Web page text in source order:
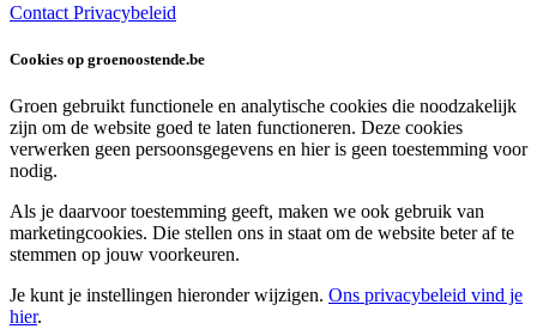
Contact Privacybeleid
Cookies op groenoostende.be
Groen gebruikt functionele en analytische cookies die noodzakelijk
zijn om de website goed te laten functioneren. Deze cookies
verwerken geen persoonsgegevens en hier is geen toestemming voor
nodig.
Als je daarvoor toestemming geeft, maken we ook gebruik van
marketingcookies. Die stellen ons in staat om de website beter af te
stemmen op jouw voorkeuren.
Je kunt je instellingen hieronder wijzigen. Ons privacybeleid vind je
hier.